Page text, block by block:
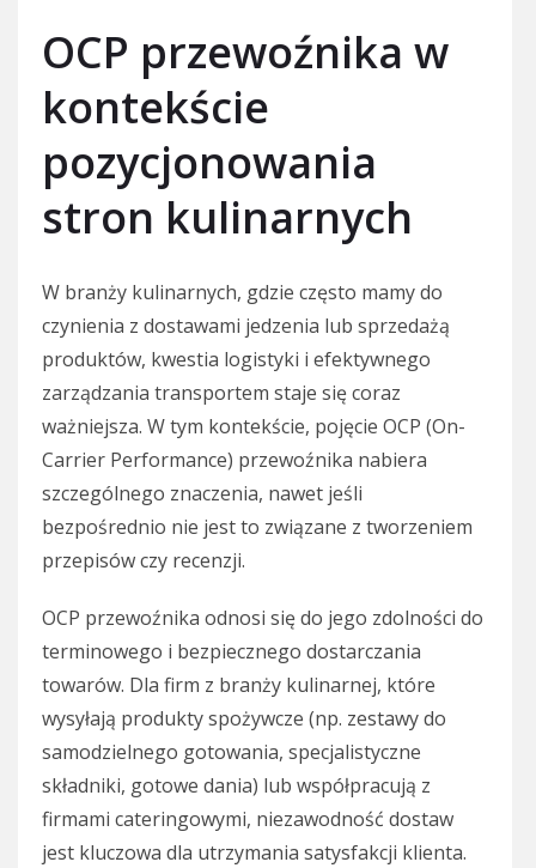
OCP przewoźnika w
kontekście
pozycjonowania
stron kulinarnych
W branży kulinarnych, gdzie często mamy do
czynienia z dostawami jedzenia lub sprzedażą
produktów, kwestia logistyki i efektywnego
zarządzania transportem staje się coraz
ważniejsza. W tym kontekście, pojęcie OCP (On-
Carrier Performance) przewoźnika nabiera
szczególnego znaczenia, nawet jeśli
bezpośrednio nie jest to związane z tworzeniem
przepisów czy recenzji.
OCP przewoźnika odnosi się do jego zdolności do
terminowego i bezpiecznego dostarczania
towarów. Dla firm z branży kulinarnej, które
wysyłają produkty spożywcze (np. zestawy do
samodzielnego gotowania, specjalistyczne
składniki, gotowe dania) lub współpracują z
firmami cateringowymi, niezawodność dostaw
jest kluczowa dla utrzymania satysfakcji klienta.